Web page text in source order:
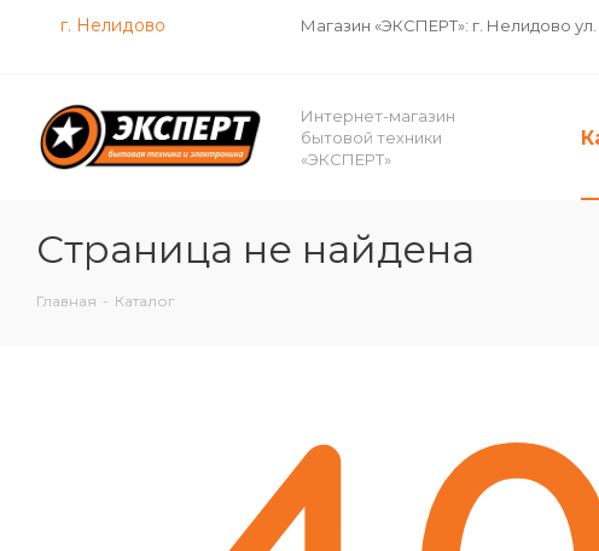
г. Нелидово Магазин «ЭКСПЕРТ»: г. Нелидово
Интернет-магазин
бытовой техники
«ЭКСПЕРТ»
Страница не найдена
Главная - Каталог